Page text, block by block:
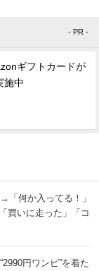
- PR -
ギフトカードが
施中
「何か入ってる！」
いに走った」「コ
円ワンピ”を着た